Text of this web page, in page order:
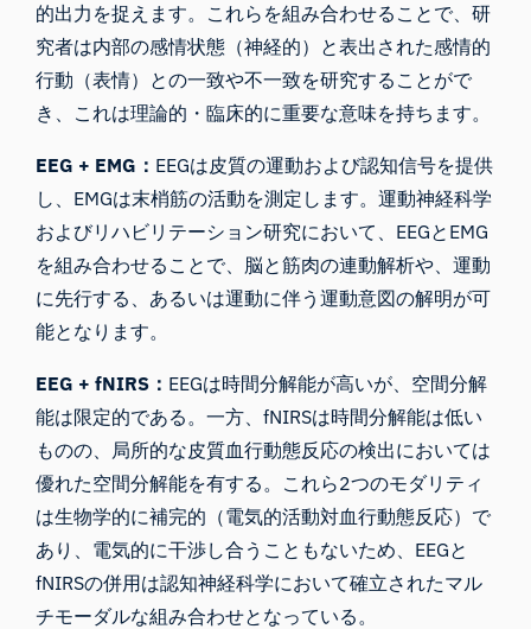
的出力を捉えます。これらを組み合わせることで、研
究者は内部の感情状態（神経的）と表出された感情的
行動（表情）との一致や不一致を研究することがで
き、これは理論的・臨床的に重要な意味を持ちます。
EEG + EMG： EEGは皮質の運動および認知信号を提供
し、EMGは末梢筋の活動を測定します。運動神経科学
およびリハビリテーション研究において、EEGとEMG
を組み合わせることで、脳と筋肉の連動解析や、運動
に先行する、あるいは運動に伴う運動意図の解明が可
能となります。
EEG + fNIRS： EEGは時間分解能が高いが、空間分解
能は限定的である。一方、fNIRSは時間分解能は低い
ものの、局所的な皮質血行動態反応の検出においては
優れた空間分解能を有する。これら2つのモダリティ
は生物学的に補完的（電気的活動対血行動態反応）で
あり、電気的に干渉し合うこともないため、EEGと
fNIRSの併用は認知神経科学において確立されたマル
チモーダルな組み合わせとなっている。